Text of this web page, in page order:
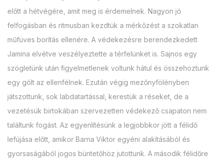
előtt a hétvégére, amit meg is érdemelnek. Nagyon jó
felfogásban és ritmusban kezdtük a mérkőzést a szokatlan
műfüves borítás ellenére. A védekezésre berendezkedett
Jamina elvétve veszélyeztette a térfelünket is. Sajnos egy
szögletünk után figyelmetlenek voltunk hátul és összehoztunk
egy gólt az ellenfélnek. Ezután végig mezőnyfölényben
játszottunk, sok labdatartással, kerestük a réseket, de a
vezetésük birtokában szervezetten védekező csapaton nem
találtunk fogást. Az egyenlítésünk a legjobbkor jött a félidő
lefújása előtt, amikor Barna Viktor egyéni alakításából és
gyorsaságából jogos büntetőhöz jutottunk. A második félidőre